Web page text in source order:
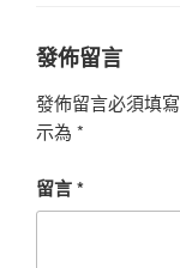
發佈留言
發佈留言必須填
示為 *
留言*